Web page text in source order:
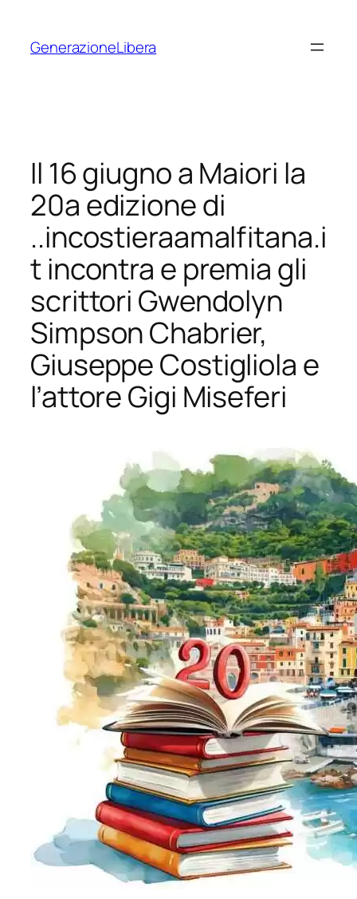
contenuto
GenerazioneLibera
Il 16 giugno a Maiori la
20a edizione di
..incostieraamalfitana.i
t incontra e premia gli
scrittori Gwendolyn
Simpson Chabrier,
Giuseppe Costigliola e
l’attore Gigi Miseferi